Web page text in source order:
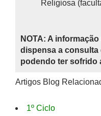
Religiosa
NOTA: A
dispensa a
podendo ter sofrido
Artigos Blog
1º Ciclo